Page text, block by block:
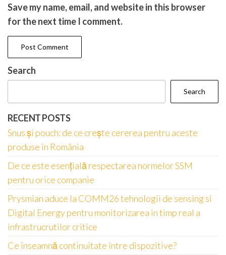
Save my name, email, and website in this browser
for the next time I comment.
Search
Search
RECENT POSTS
Snus și pouch: de ce crește cererea pentru aceste
produse în România
De ce este esențială respectarea normelor SSM
pentru orice companie
Prysmian aduce la COMM26 tehnologii de sensing si
Digital Energy pentru monitorizarea in timp real a
infrastrucrutilor critice
Ce înseamnă continuitate între dispozitive?